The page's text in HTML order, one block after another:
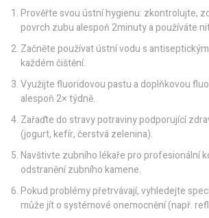
Prověřte svou ústní hygienu: zkontrolujte,
povrch zubu alespoň 2minuty a používáte
Začněte používat ústní vodu s
každém čištění.
Využijte fluoridovou pastu a doplňkovou
alespoň 2× týdně.
Zařaďte do stravy potraviny podporující
(jogurt, kefír, čerstvá zelenina).
Navštivte zubního lékaře pro profesionální
odstranění zubního kamene.
Pokud problémy přetrvávají, vyhledejte
může jít o systémové onemocnění (např.